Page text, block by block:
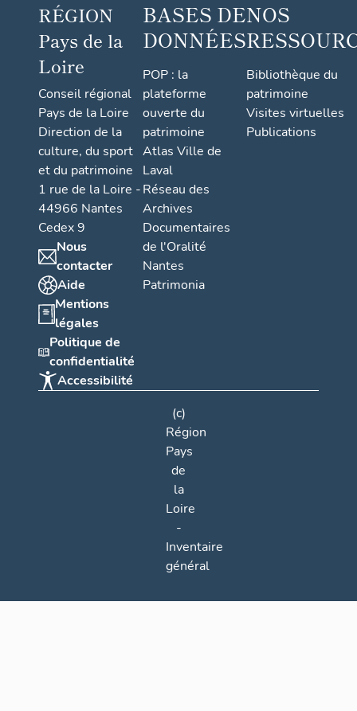
RÉGION
Pays de la
Loire
Conseil régional
Pays de la Loire
Direction de la
culture, du sport
et du patrimoine
1 rue de la Loire -
44966 Nantes
Cedex 9
Nous
contacter
Aide
Mentions
légales
Politique de
confidentialité
Accessibilité
BASES DE
DONNÉES
POP : la
plateforme
ouverte du
patrimoine
Atlas Ville de
Laval
Réseau des
Archives
Documentaires
de l'Oralité
Nantes
Patrimonia
NOS
Bibliothèque du
patrimoine
Visites virtuelles
Publications
(c)
Région
Pays
de
la
Loire
-
Inventaire
général